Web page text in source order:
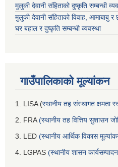
मुलुकी देवानी संहिताको दुष्कृति सम्बन्धी
मुलुकी देवानी संहिताको विवाह, आमाबाबु
घर बहाल र दुष्कृति सम्बन्धी व्यवस्था
गाउँपालिकाको मूल्यांकन
1. LISA (स्थानीय तह संस्थागत क्षमता
2. FRA (स्थानीय तह वित्तिय सुशासन
3. LED (स्थानीय आर्थिक विकास
4. LGPAS (स्थानीय शासन